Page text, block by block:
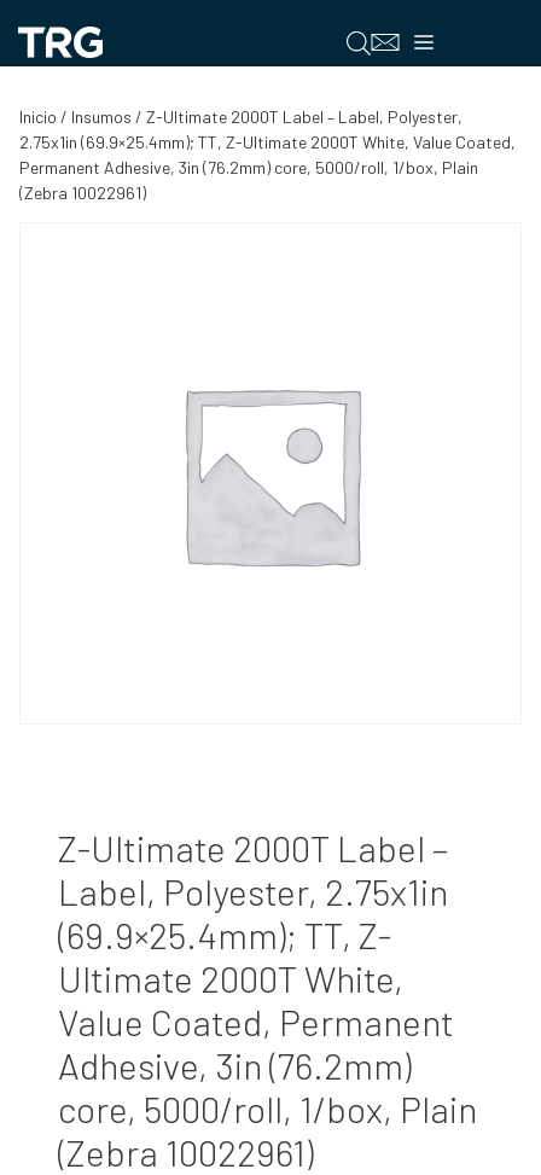
contenido
Menú
Inicio / Insumos / Z-Ultimate 2000T Label – Label, Polyester,
2.75x1in (69.9×25.4mm); TT, Z-Ultimate 2000T White, Value Coated,
Permanent Adhesive, 3in (76.2mm) core, 5000/roll, 1/box, Plain
(Zebra 10022961)
Z-Ultimate 2000T Label –
Label, Polyester, 2.75x1in
(69.9×25.4mm); TT, Z-
Ultimate 2000T White,
Value Coated, Permanent
Adhesive, 3in (76.2mm)
core, 5000/roll, 1/box, Plain
(Zebra 10022961)